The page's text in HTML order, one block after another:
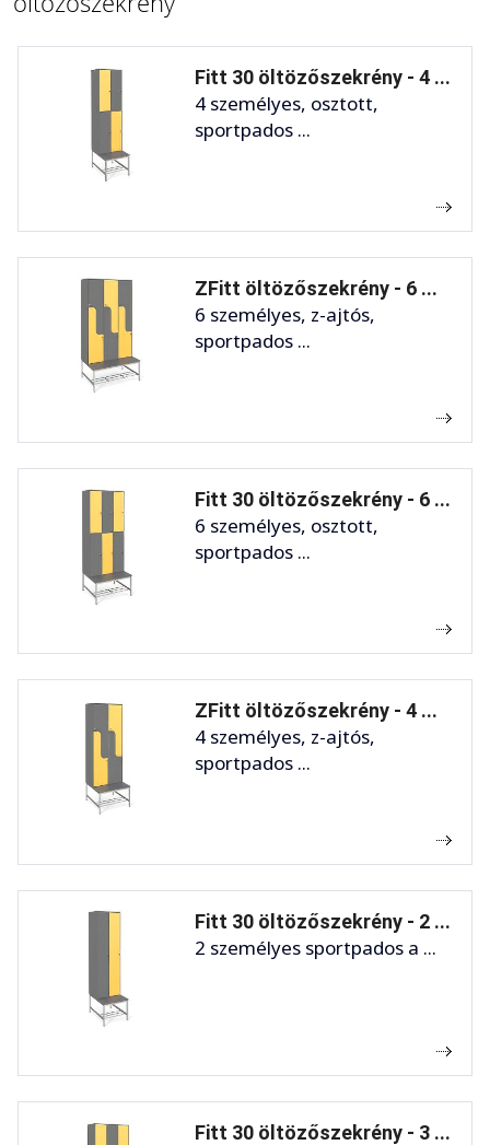
Fitt 30 öltözőszekrény - 4 ...
4 személyes, osztott,
sportpados ...
ZFitt öltözőszekrény - 6 ...
6 személyes, z-ajtós,
sportpados ...
Fitt 30 öltözőszekrény - 6 ...
6 személyes, osztott,
sportpados ...
ZFitt öltözőszekrény - 4 ...
4 személyes, z-ajtós,
sportpados ...
Fitt 30 öltözőszekrény - 2 ...
2 személyes sportpados a ...
Fitt 30 öltözőszekrény - 3 ...